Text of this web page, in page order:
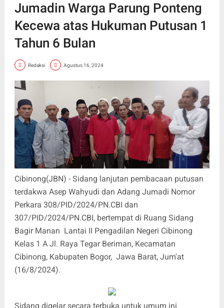
Jumadin Warga Parung Ponteng
Kecewa atas Hukuman Putusan 1
Tahun 6 Bulan
Redaksi Agustus 16, 2024
Cibinong(JBN) - Sidang lanjutan pembacaan putusan
terdakwa Asep Wahyudi dan Adang Jumadi Nomor
Perkara 308/PID/2024/PN.CBI dan
307/PID/2024/PN.CBI, bertempat di Ruang Sidang
Bagir Manan Lantai II Pengadilan Negeri Cibinong
Kelas 1 A Jl. Raya Tegar Beriman, Kecamatan
Cibinong, Kabupaten Bogor, Jawa Barat, Jum'at
(16/8/2024).
Sidang digelar secara terbuka untuk umum ini